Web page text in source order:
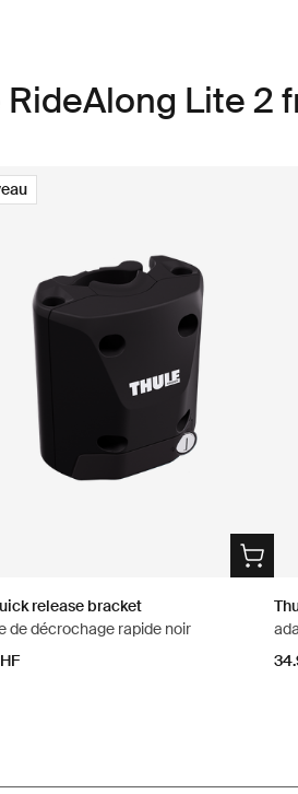
Lite 2
release bracket
de décrochage rapide noir